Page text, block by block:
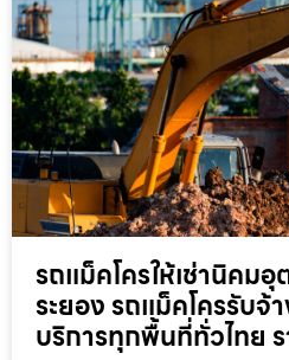
รถแม็คโครให้เช่านิคมอุ
ระยอง รถแม็คโครรับจ้
บริการทุกพื้นที่ทั่วไทย